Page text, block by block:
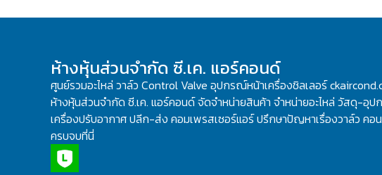
ห้างหุ้นส่วนจำกัด ซี.เค. แอร์คอนด์
ศูนย์รวมอะไหล่ วาล์ว Control Valve อุปกรณ์หน้าเครื่องชิลเลอร์
ห้างหุ้นส่วนจำกัด ซี.เค. แอร์คอนด์ จัดจำหน่ายสินค้า จำหน่ายอะไหล่ วัสดุ-อุ
เครื่องปรับอากาศ ปลีก-ส่ง คอมเพรสเซอร์แอร์ ปรึกษาปัญหาเรื่องวาล์ว คอ
ครบจบที่นี่